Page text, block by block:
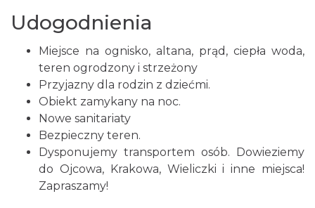
Udogodnienia
Miejsce na ognisko, altana, prąd, ciepła woda,
teren ogrodzony i strzeżony
Przyjazny dla rodzin z dziećmi.
Obiekt zamykany na noc.
Nowe sanitariaty
Bezpieczny teren.
Dysponujemy transportem osób. Dowieziemy
do Ojcowa, Krakowa, Wieliczki i inne miejsca!
Zapraszamy!